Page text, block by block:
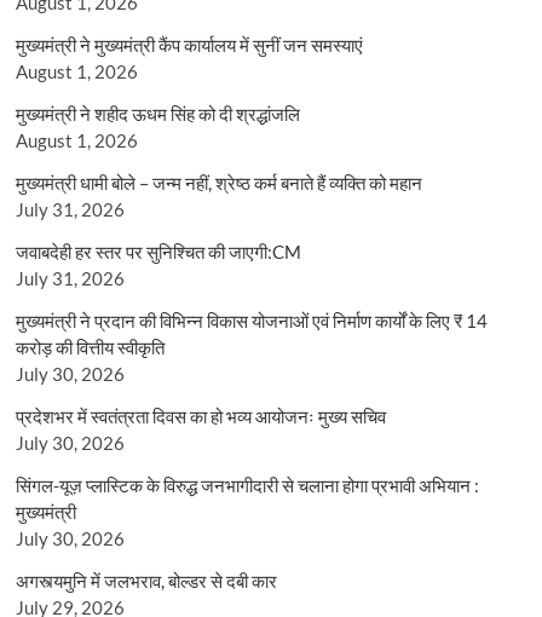
मुख्यमंत्री ने मुख्यमंत्री कैंप कार्यालय में सुनीं जन समस्याएं
August 1, 2026
मुख्यमंत्री ने शहीद ऊधम सिंह को दी श्रद्धांजलि
August 1, 2026
मुख्यमंत्री धामी बोले – जन्म नहीं, श्रेष्ठ कर्म बनाते हैं व्यक्ति को महान
July 31, 2026
जवाबदेही हर स्तर पर सुनिश्चित की जाएगी:CM
July 31, 2026
मुख्यमंत्री ने प्रदान की विभिन्न विकास योजनाओं एवं निर्माण कार्यों के लिए ₹ 14
करोड़ की वित्तीय स्वीकृति
July 30, 2026
प्रदेशभर में स्वतंत्रता दिवस का हो भव्य आयोजनः मुख्य सचिव
July 30, 2026
सिंगल-यूज़ प्लास्टिक के विरुद्ध जनभागीदारी से चलाना होगा प्रभावी अभियान :
मुख्यमंत्री
July 30, 2026
अगस्त्यमुनि में जलभराव, बोल्डर से दबी कार
July 29, 2026